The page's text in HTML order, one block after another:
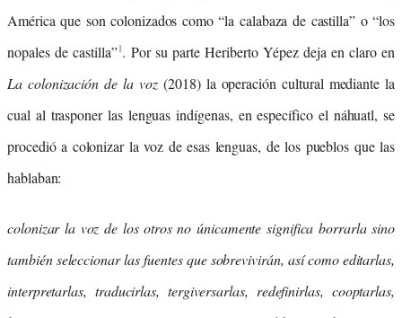
América que son colonizados como “la calabaza de castilla” o “los
nopales de castilla”1. Por su parte Heriberto Yépez deja en claro en
La colonización de la voz(2018) la operación cultural mediante la
cual al trasponer las lenguas indígenas, en específico el náhuatl, se
procedió a colonizar la voz de esas lenguas, de los pueblos que las
hablaban:
colonizar la voz de los otros no únicamente significa borrarla sino
también seleccionar las fuentes que sobrevivirán, así como editarlas,
interpretarlas, traducirlas, tergiversarlas, redefinirlas, cooptarlas,